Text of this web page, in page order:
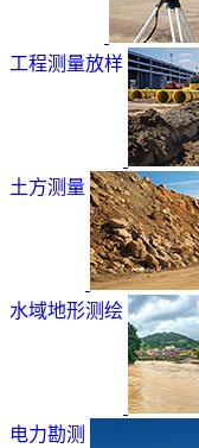
工程测量放样
土方测量
水域地形测绘
电力勘测